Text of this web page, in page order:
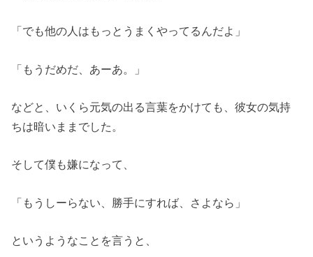
「でも他の人はもっとうまくやってるんだよ」
「もうだめだ、あーあ。」
などと、いくら元気の出る言葉をかけても、彼女の気持
ちは暗いままでした。
そして僕も嫌になって、
「もうしーらない、勝手にすれば、さよなら」
というようなことを言うと、